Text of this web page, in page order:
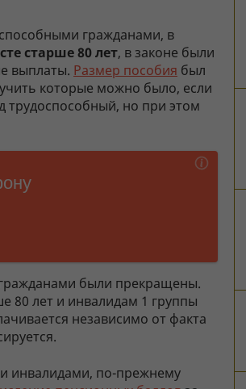
гражданами, в
старше 80 лет, в законе были
выплаты. Размер пособия был
которые можно было, если
но при этом
были прекращены.
80 лет и инвалидам 1 группы
независимо от факта
инвалидами, по-прежнему